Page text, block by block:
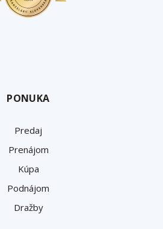
PONUKA
Predaj
Prenájom
Kúpa
Podnájom
Dražby